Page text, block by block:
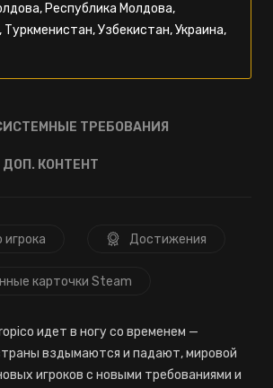
Республика Молдова,
Узбекистан, Украина,
ТРЕБОВАНИЯ
ДОП. КОНТЕНТ
игрока Достижения
карточки Steam
идет в ногу со временем —
вздымаются и падают, мировой
игроков с новыми требованиями и